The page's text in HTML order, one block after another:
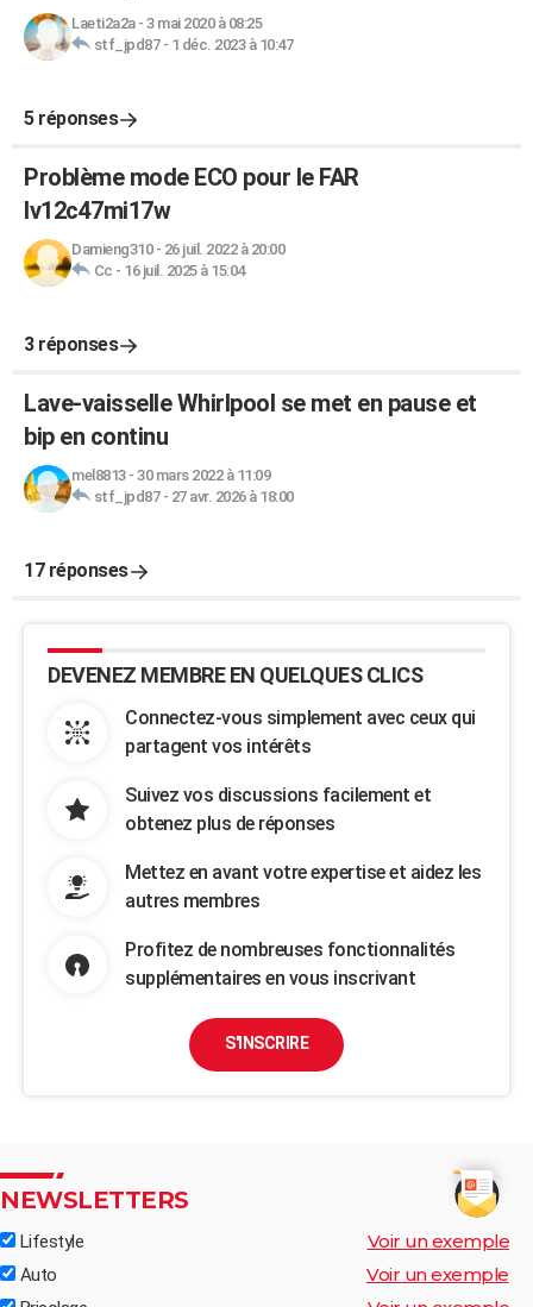
Laeti2a2a- 3 mai 2020 à 08:25
stf_jpd87- 1 déc. 2023 à 10:47
5 réponses
Problème mode ECO pour le FAR
lv12c47mi17w
Damieng310- 26 juil. 2022 à 20:00
Cc - 16 juil. 2025 à 15:04
3 réponses
Lave-vaisselle Whirlpool se met en pause et
bip en continu
mel8813- 30 mars 2022 à 11:09
stf_jpd87- 27 avr. 2026 à 18:00
17 réponses
DEVENEZ MEMBRE EN QUELQUES CLICS
Connectez-vous simplement avec ceux qui
partagent vos intérêts
Suivez vos discussions facilement et
obtenez plus de réponses
Mettez en avant votre expertise et aidez les
autres membres
Profitez de nombreuses fonctionnalités
supplémentaires en vous inscrivant
S'INSCRIRE
NEWSLETTERS
Lifestyle Voir un exemple
Auto Voir un exemple